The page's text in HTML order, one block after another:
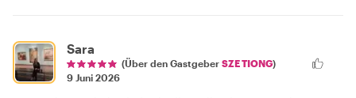
Sara
(Über den Gastgeber SZE TIONG)
9 Juni 2026